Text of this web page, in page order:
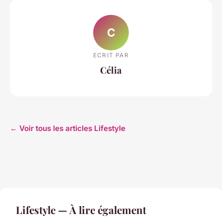
C
ECRIT PAR
Célia
← Voir tous les articles Lifestyle
Lifestyle — À lire également